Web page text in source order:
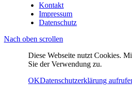
Kontakt
Impressum
Datenschutz
Nach oben scrollen
Diese Webseite nutzt Cookies.
Sie der Verwendung zu.
OKDatenschutzerklärung